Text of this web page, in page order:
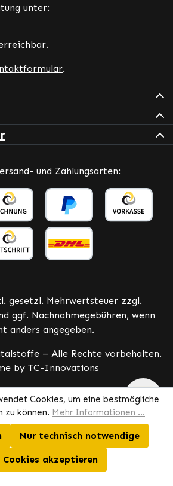
unter:
.
und Zahlungsarten:
gesetzl. Mehrwertsteuer zzgl.
ggf. Nachnahmegebühren, wenn
anders angegeben.
– Alle Rechte vorbehalten.
by TC-Innovations
Cookies, um eine bestmögliche
zu können. Mehr Informationen ...
Nur technisch notwendige
Cookies akzeptieren